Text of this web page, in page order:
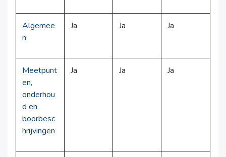
Algemee
n
Ja Ja Ja
Meetpunt
en,
onderhou
d en
boorbesc
hrijvingen
Ja Ja Ja